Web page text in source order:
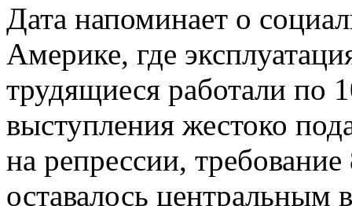
Дата напоминает о
Америке, где
трудящиеся работали по
выступления жестоко
на репрессии,
оставалось центральным